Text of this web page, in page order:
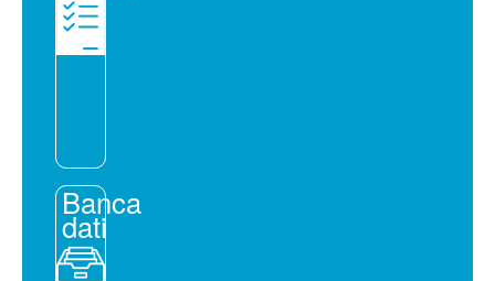
Banca
dati